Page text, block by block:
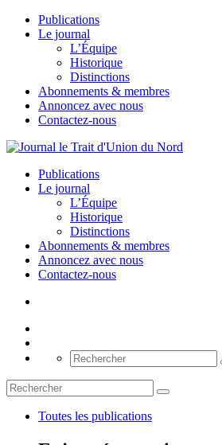
Publications
Le journal
L’Équipe
Historique
Distinctions
Abonnements & membres
Annoncez avec nous
Contactez-nous
Publications
Le journal
L’Équipe
Historique
Distinctions
Abonnements & membres
Annoncez avec nous
Contactez-nous
Toutes les publications